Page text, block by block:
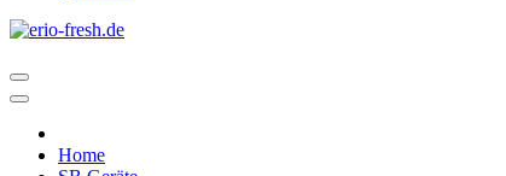
Home